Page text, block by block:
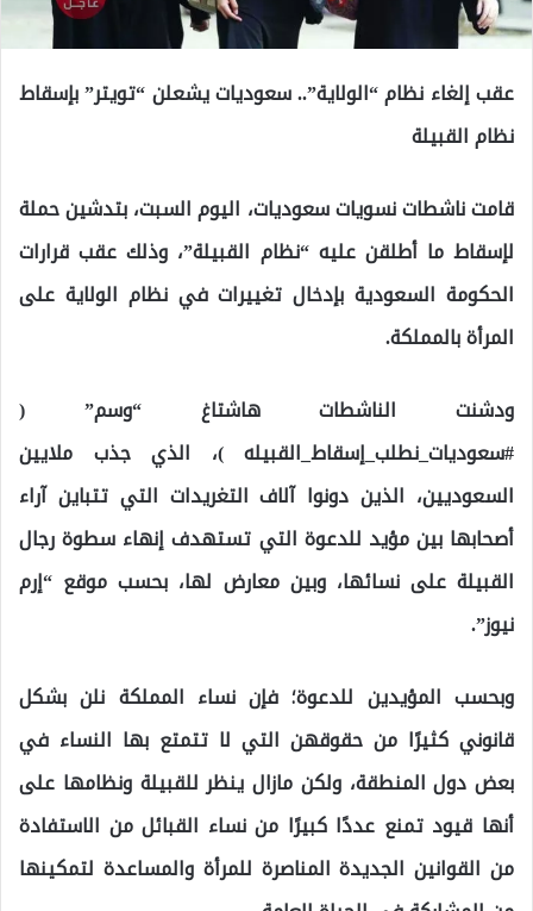
عقب إلغاء نظام “الولاية”.. سعوديات يشعلن “تويتر” بإسقاط
نظام القبيلة
قامت ناشطات نسويات سعوديات، اليوم السبت، بتدشين حملة
لإسقاط ما أطلقن عليه “نظام القبيلة”، وذلك عقب قرارات
الحكومة السعودية بإدخال تغييرات في نظام الولاية على
المرأة بالمملكة.
ودشنت الناشطات هاشتاغ “وسم” (
#سعوديات_نطلب_إسقاط_القبيله )، الذي جذب ملايين
السعوديين، الذين دونوا آلاف التغريدات التي تتباين آراء
أصحابها بين مؤيد للدعوة التي تستهدف إنهاء سطوة رجال
القبيلة على نسائها، وبين معارض لها، بحسب موقع “إرم
نيوز”.
وبحسب المؤيدين للدعوة؛ فإن نساء المملكة نلن بشكل
قانوني كثيرًا من حقوقهن التي لا تتمتع بها النساء في
بعض دول المنطقة، ولكن مازال ينظر للقبيلة ونظامها على
أنها قيود تمنع عددًا كبيرًا من نساء القبائل من الاستفادة
من القوانين الجديدة المناصرة للمرأة والمساعدة لتمكينها